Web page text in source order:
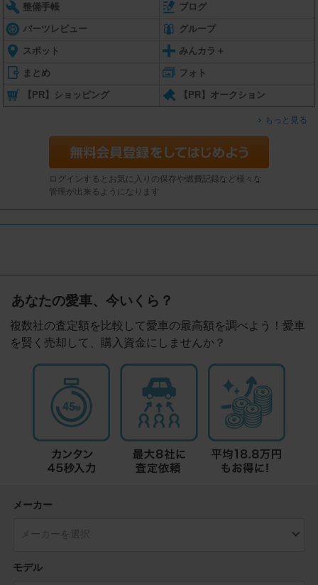
整備手帳 ブログ
パーツレビュー グループ
スポット みんカラ＋
まとめ フォト
【PR】ショッピング 【PR】オークション
もっと見る
ログインするとお気に入りの保存や燃費記録など様々な
管理が出来るようになります
あなたの愛車、今いくら？
複数社の査定額を比較して愛車の最高額を調べよう！愛車
を賢く売却して、購入資金にしませんか？
メーカー
モデル